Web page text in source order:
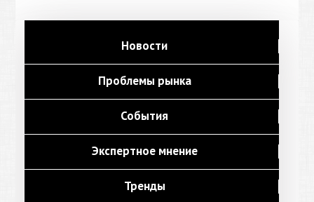
Новости
Проблемы рынка
События
Экспертное мнение
Тренды